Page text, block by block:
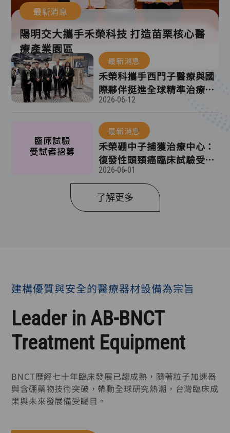
了解更多
最新消息
陽明交大攜手禾榮科技 打造苗栗核心醫
療產業園區
最新消息
禾榮科攜手西門子醫療與國
際夥伴挺進全球精準治療新
前線
2026-06-12
最新消息
禾榮硼中子捕獲治療中心：
復發性頭頸癌臨床試驗受試
者招募資訊
2026-06-01
建構優質與安全的醫療器材設備為宗旨
Leader in AB-BNCT
Treatment Equipment
BNCT歷經七十年臨床發展已趨成熟，隨著粒子加速器
與含硼藥物技術突破，帶動全球研究熱潮，台灣臨床成
果與未來發展備受矚目。